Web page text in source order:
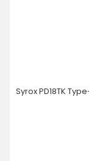
Syrox PD18TK